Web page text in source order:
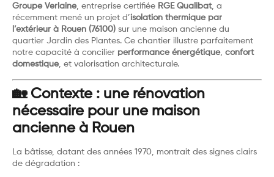
Groupe Verlaine, entreprise certifiée RGE Qualibat, a
récemment mené un projet d’isolation thermique par
l’extérieur à Rouen (76100) sur une maison ancienne du
quartier Jardin des Plantes. Ce chantier illustre parfaitement
notre capacité à concilier performance énergétique, confort
domestique, et valorisation architecturale.
🏡 Contexte : une rénovation
nécessaire pour une maison
ancienne à Rouen
La bâtisse, datant des années 1970, montrait des signes clairs
de dégradation :